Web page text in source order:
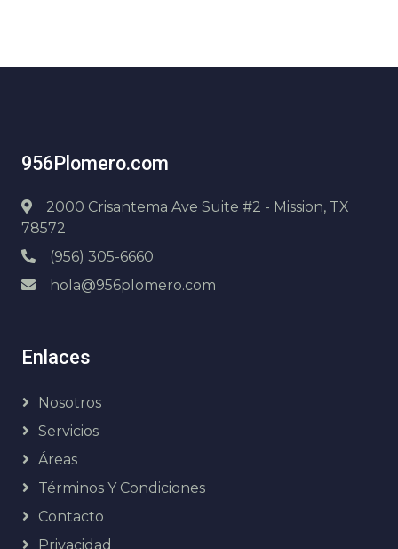
956Plomero.com
2000 Crisantema Ave Suite #2 - Mission, TX
78572
(956) 305-6660
hola@956plomero.com
Enlaces
Nosotros
Servicios
Áreas
Términos Y Condiciones
Contacto
Privacidad